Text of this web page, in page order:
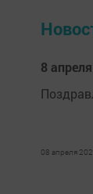
8
08 апреля